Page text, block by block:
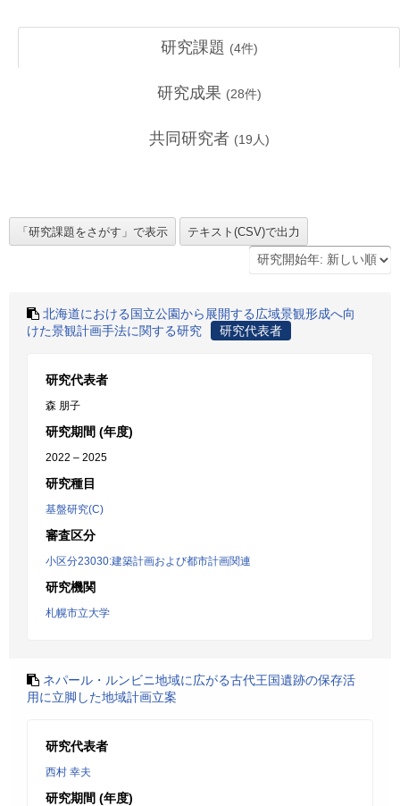
研究課題 (4件)
研究成果 (28件)
共同研究者 (19 人)
北海道における国立公園から展開する広域景観形成へ向
けた景観計画手法に関する研究
研究代表者
研究代表者
森 朋子
研究期間 (年度)
2022 – 2025
研究種目
基盤研究(C)
審査区分
小区分23030:建築計画および都市計画関連
研究機関
札幌市立大学
ネパール・ルンビニ地域に広がる古代王国遺跡の保存活
用に立脚した地域計画立案
研究代表者
西村 幸夫
研究期間 (年度)